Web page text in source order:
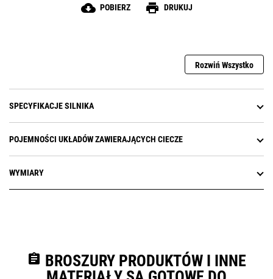
cloud_download POBIERZ print DRUKUJ
Rozwiń Wszystko
SPECYFIKACJE SILNIKA
POJEMNOŚCI UKŁADÓW ZAWIERAJĄCYCH CIECZE
WYMIARY
assignment BROSZURY PRODUKTÓW I INNE